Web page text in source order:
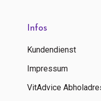
Infos
Kundendienst
Impressum
VitAdvice